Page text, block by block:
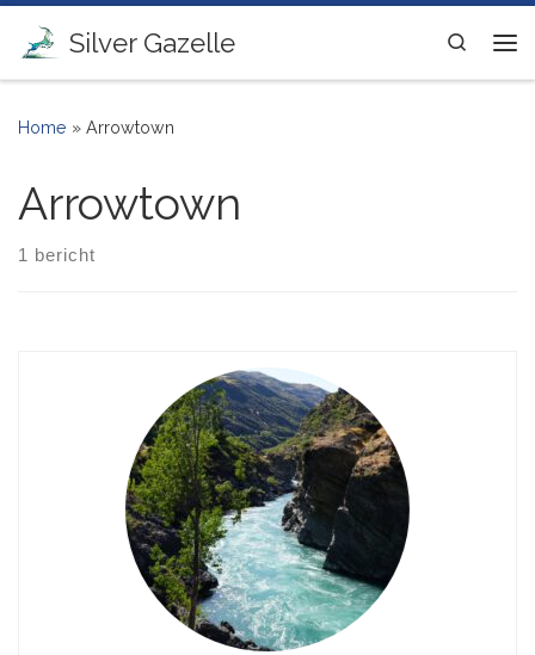
Ga naar inhoud
Silver Gazelle
Search
Home » Arrowtown
Arrowtown
1 bericht